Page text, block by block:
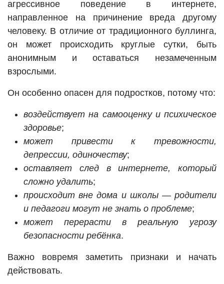
агрессивное поведение в интернете,
направленное на причинение вреда другому
человеку. В отличие от традиционного буллинга,
он может происходить круглые сутки, быть
анонимным и оставаться незамеченным
взрослыми.
Он особенно опасен для подростков, потому что:
воздействует на самооценку и психическое
здоровье;
может привести к тревожности,
депрессии, одиночеству;
оставляет след в интернете, который
сложно удалить;
происходит вне дома и школы — родители
и педагоги могут не знать о проблеме;
может перерасти в реальную угрозу
безопасности ребёнка.
Важно вовремя заметить признаки и начать
действовать.